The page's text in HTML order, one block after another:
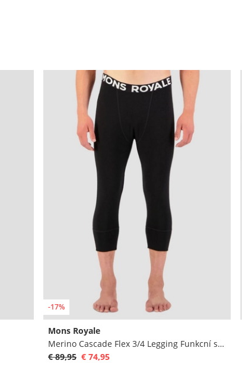
-17%
Mons Royale
Merino Cascade Flex 3/4 Legging Funkcní spodky
€ 89,95 € 74,95